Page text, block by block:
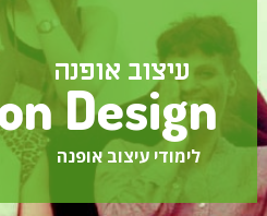
עיצוב אופנה
Design
לימודי עיצוב אופנה